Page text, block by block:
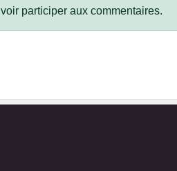
participer aux commentaires.